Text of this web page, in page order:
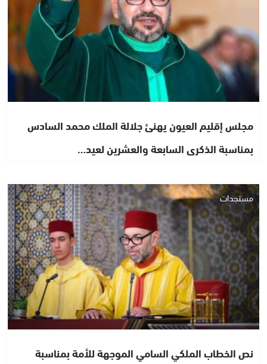
مجلس إقليم العيون يهنئ جلالة الملك محمد السادس
بمناسبة الذكرى السابعة والعشرين لعيد…
مستجدات
نص الخطاب الملكي السامي الموجهة للأمة بمناسبة